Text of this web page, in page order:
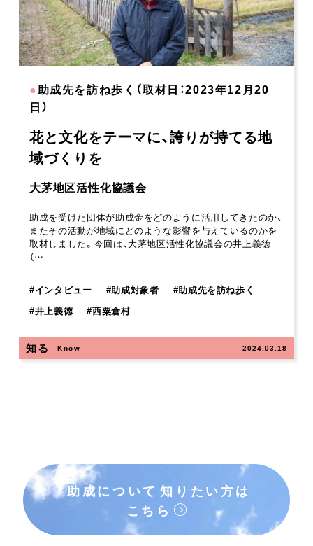
●助成先を訪ね歩く（取材日：2023年12月20
日）
花と文化をテーマに、誇りが持てる地
域づくりを
大茅地区活性化協議会
助成を受けた団体が助成金をどのように活用してきたのか、
またその活動が地域にどのような影響を与えているのかを
取材しました。今回は、大茅地区活性化協議会の井上義徳
（…
#インタビュー #助成対象者 #助成先を訪ね歩く
#井上義徳 #西粟倉村
知る Know 2024.03.18
助成について 知りたい方は
こちら